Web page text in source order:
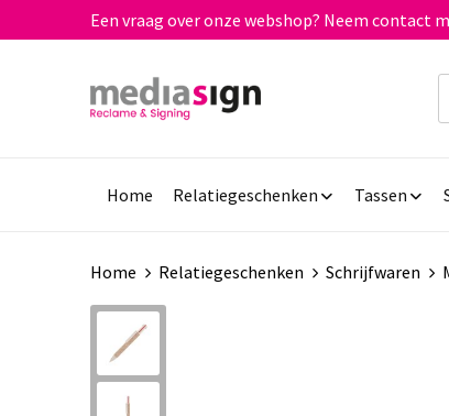
Een vraag over onze webshop? Neem contact
Home Relatiegeschenken Tassen
Home Relatiegeschenken Schrijfwaren